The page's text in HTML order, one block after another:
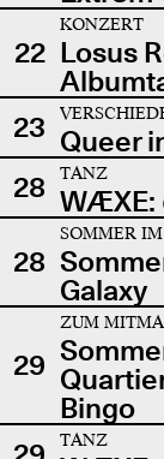
22
KONZERT
Losus
23 Queer
28
TANZ
WÆXE:
28
SOMMER
Galaxy
29
ZUM
Bingo
TANZ